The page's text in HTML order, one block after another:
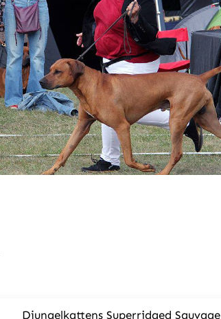
Djungelkattens Superridged Sauvage